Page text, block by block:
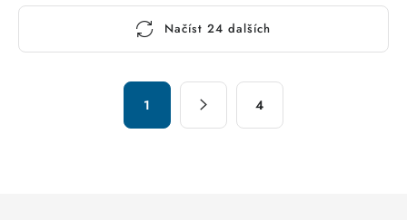
O
Načíst 24 dalších
1 4